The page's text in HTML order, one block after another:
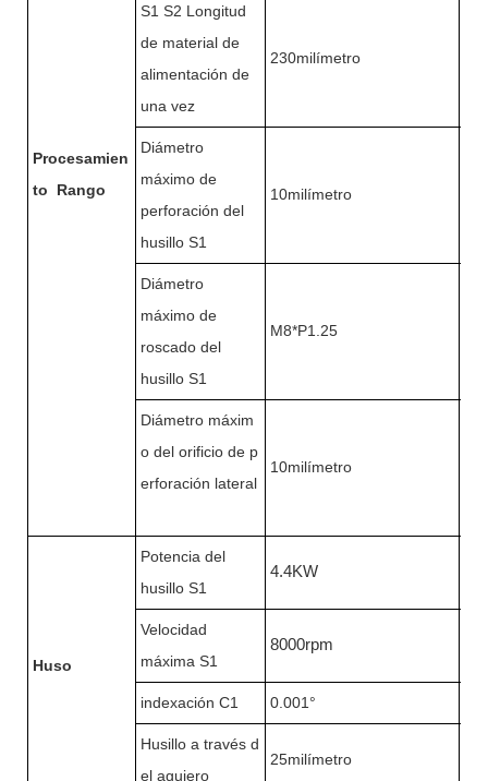
Procesamien
to
Rango
S1 S2 Longitud
de material de
alimentación de
una vez
230milímetro
Diámetro
máximo de
perforación del
husillo S1
10milímetro
Diámetro
máximo de
roscado del
husillo S1
M8*P1.25
Diámetro máxim
o del orificio de p
erforación lateral
10milímetro
Huso
Potencia del
husillo S1
4.4KW
Velocidad
máxima S1
8000rpm
indexación C1 0.001°
Husillo a través d
el agujero
25milímetro